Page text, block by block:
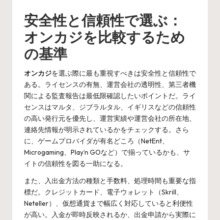
安全性と信頼性で選ぶ：
オンカジを比較するため
の基準
オンカジを選ぶ際に最も重視すべきは安全性と信頼性で
ある。ライセンスの有無、運営会社の透明性、第三者機
関による監査報告は最低限確認したいポイントだ。ライ
センスはマルタ、ジブラルタル、イギリスなどの信頼性
の高い発行元を優先し、運営実績や運営会社の所在地、
連絡先情報が明示されているかをチェックする。さら
に、ゲームプロバイダが有名どころ（NetEnt、
Microgaming、Play’n GOなど）で揃っているかも、サ
イトの信頼性を図る一助になる。
また、入出金方法の種類と手数料、処理時間も重要な指
標だ。クレジットカード、電子ウォレット（Skrill、
Neteller）、仮想通貨まで幅広く対応していると利便性
が高い。入金が即時反映されるか、出金申請から実際に